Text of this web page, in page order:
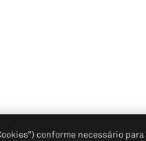
conforme necessário